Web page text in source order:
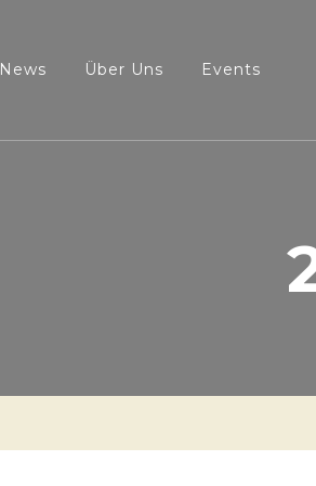
News Über Uns Events